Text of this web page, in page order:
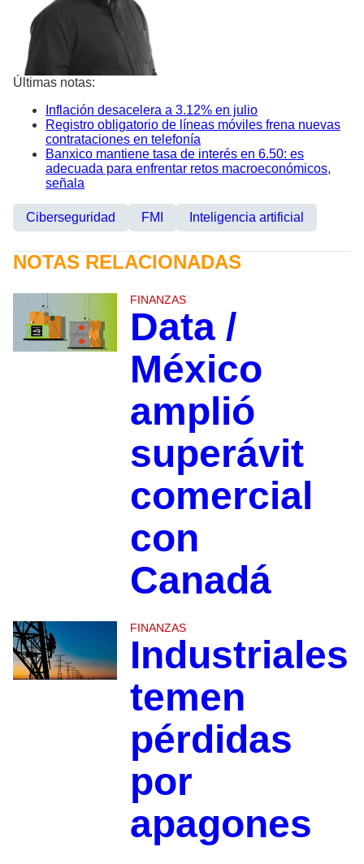
Últimas notas:
Inflación desacelera a 3.12% en julio
Registro obligatorio de líneas móviles frena nuevas
contrataciones en telefonía
Banxico mantiene tasa de interés en 6.50: es
adecuada para enfrentar retos macroeconómicos,
señala
Ciberseguridad FMI Inteligencia artificial
NOTAS RELACIONADAS
FINANZAS
Data /
México
amplió
superávit
comercial
con
Canadá
FINANZAS
Industriales
temen
pérdidas
por
apagones